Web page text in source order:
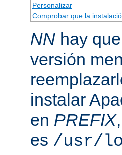
Personalizar
Comprobar que la
NN hay
versión
instalar
en PREFIX
es /usr/